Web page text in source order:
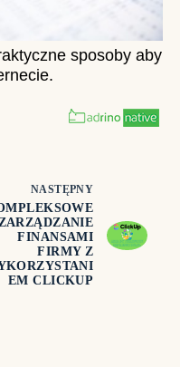
NASTĘPNY
ZARZĄDZANIE
FINANSAMI
FIRMY Z
EM CLICKUP